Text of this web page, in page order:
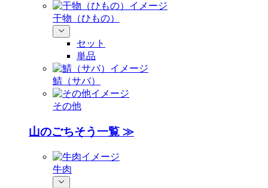
干物（ひもの）
セット
単品
鯖（サバ）
その他
山のごちそう一覧 ≫
牛肉